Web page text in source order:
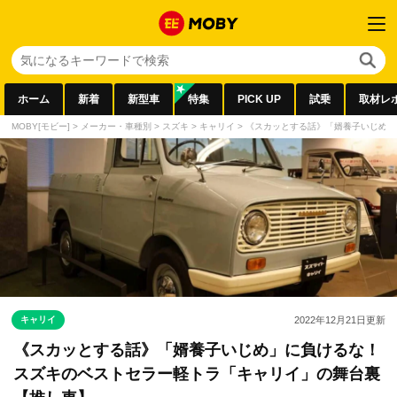
ホーム 新着 新型車 特集 PICK UP 試乗 取材レ
MOBY[モビー] > メーカー・車種別 > スズキ > キャリイ > 《スカッとする話》「婿養子いじめ
キャリイ 2022年12月21日更新
《スカッとする話》「婿養子いじめ」に負けるな！
スズキのベストセラー軽トラ「キャリイ」の舞台裏